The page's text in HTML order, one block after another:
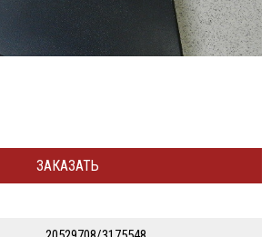
ЗАКАЗАТЬ